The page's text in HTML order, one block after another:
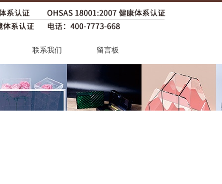
联系我们 留言板